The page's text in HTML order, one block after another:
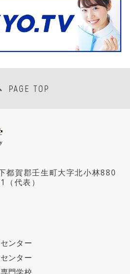
PAGE TOP
都賀郡壬生町大字北小林880
（代表）
ンター
ンター